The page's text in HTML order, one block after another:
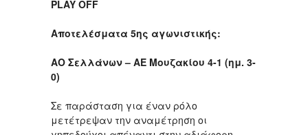
PLAY OFF
Αποτελέσματα 5ης αγωνιστικής:
ΑΟ Σελλάνων – ΑΕ Μουζακίου 4-1 (ημ. 3-
0)
Σε παράσταση για έναν ρόλο
μετέτρεψαν την αναμέτρηση οι